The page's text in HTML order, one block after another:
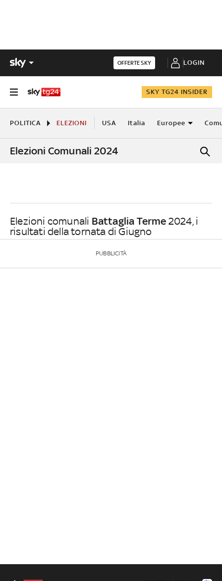
OFFERTE SKY LOGIN
SKY TG24 INSIDER
POLITICA ELEZIONI USA Italia Europee
Elezioni Comunali 2024
Elezioni comunali Battaglia Terme 2024, i
risultati della tornata di Giugno
PUBBLICITÀ